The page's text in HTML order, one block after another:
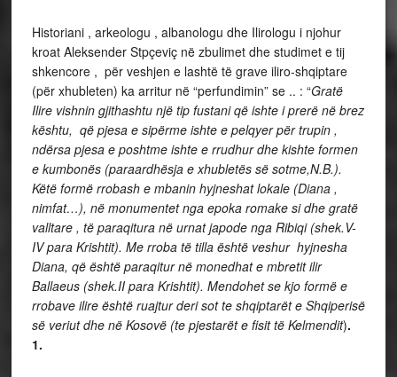
Historiani , arkeologu , albanologu dhe Ilirologu i njohur
kroat Aleksender Stpçeviç në zbulimet dhe studimet e tij
shkencore , për veshjen e lashtë të grave iliro-shqiptare
(për xhubleten) ka arritur në “perfundimin” se .. : “Gratë
Ilire vishnin gjithashtu një tip fustani që ishte i prerë në brez
kështu, që pjesa e sipërme ishte e pelqyer për trupin ,
ndërsa pjesa e poshtme ishte e rrudhur dhe kishte formen
e kumbonës (paraardhësja e xhubletës së sotme,N.B.).
Këtë formë rrobash e mbanin hyjneshat lokale (Diana ,
nimfat…), në monumentet nga epoka romake si dhe gratë
valltare , të paraqitura në urnat japode nga Ribiqi (shek.V-
IV para Krishtit). Me rroba të tilla është veshur hyjnesha
Diana, që është paraqitur në monedhat e mbretit ilir
Ballaeus (shek.II para Krishtit). Mendohet se kjo formë e
rrobave ilire është ruajtur deri sot te shqiptarët e Shqiperisë
së veriut dhe në Kosovë (te pjestarët e fisit të Kelmendit).
1.